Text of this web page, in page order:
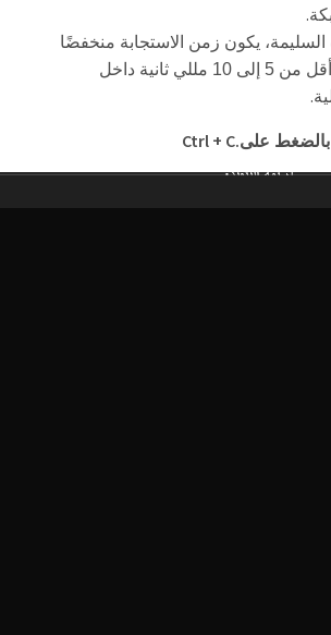
.
يكون زمن الاستجابة منخفضًا
وثابتًا، وغالبًا أقل من 5 إلى 10 مللي ثانية داخل
.
بالضغط علىCtrl + C.